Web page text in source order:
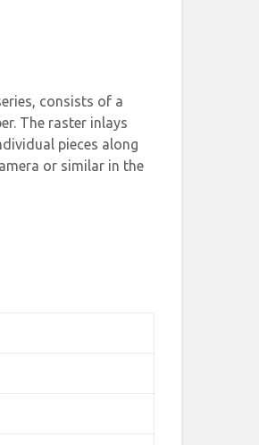
consists of a
The raster inlays
pieces along
or similar in the